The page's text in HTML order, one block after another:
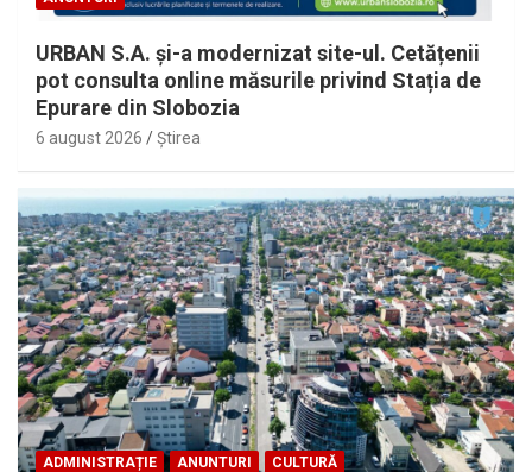
URBAN S.A. și-a modernizat site-ul. Cetățenii
pot consulta online măsurile privind Stația de
Epurare din Slobozia
6 august 2026 Ştirea
ADMINISTRAȚIE ANUNTURI CULTURĂ